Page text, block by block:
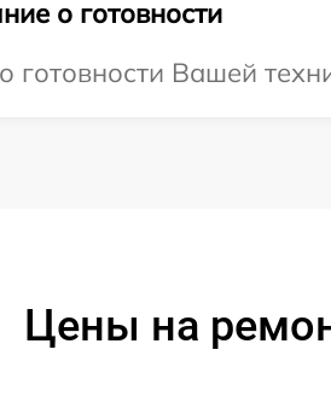
о готовности
Вашей
Цены на